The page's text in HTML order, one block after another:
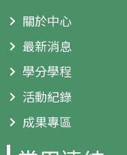
關於中心
最新消息
學分學程
活動紀錄
成果專區